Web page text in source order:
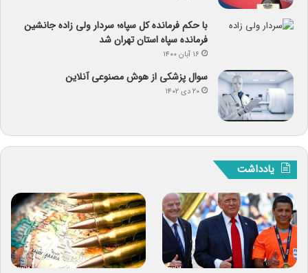
با حکم فرمانده کل سپاه؛ سردار ولی زاده جانشین
فرمانده سپاه استان تهران شد
۱۶ آبان ۱۴۰۰
سوال پزشکی از هوش مصنوعی آنلاین
۲۰ دی ۱۴۰۲
یادداشت